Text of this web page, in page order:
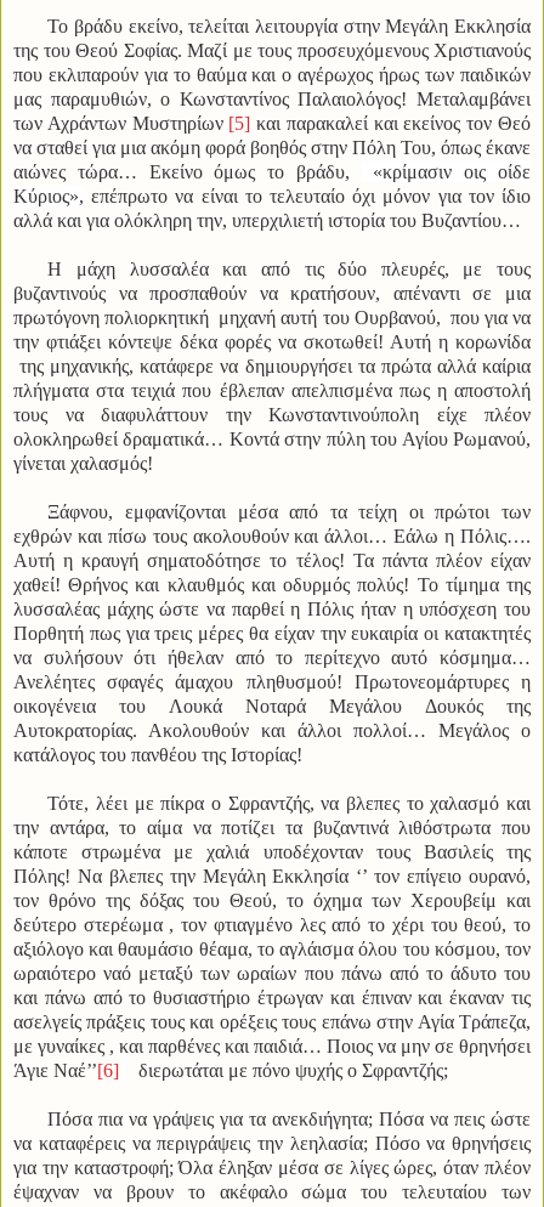
Το βράδυ εκείνο, τελείται λειτουργία στην Μεγάλη Εκκλησία
της του Θεού Σοφίας. Μαζί με τους προσευχόμενους Χριστιανούς
που εκλιπαρούν για το θαύμα και ο αγέρωχος ήρως των παιδικών
μας παραμυθιών, ο Κωνσταντίνος Παλαιολόγος! Μεταλαμβάνει
των Αχράντων Μυστηρίων [5] και παρακαλεί και εκείνος τον Θεό
να σταθεί για μια ακόμη φορά βοηθός στην Πόλη Του, όπως έκανε
αιώνες τώρα… Εκείνο όμως το βράδυ,
«κρίμασιν οις οίδε
Κύριος», επέπρωτο να είναι το τελευταίο όχι μόνον για τον ίδιο
αλλά και για ολόκληρη την, υπερχιλιετή ιστορία του Βυζαντίου…
Η μάχη λυσσαλέα και από τις δύο πλευρές, με τους
βυζαντινούς να προσπαθούν να κρατήσουν, απέναντι σε μια
πρωτόγονη πολιορκητική μηχανή αυτή του Ουρβανού, που για να
την φτιάξει κόντεψε δέκα φορές να σκοτωθεί! Αυτή η κορωνίδα
της μηχανικής, κατάφερε να δημιουργήσει τα πρώτα αλλά καίρια
πλήγματα στα τειχιά που έβλεπαν απελπισμένα πως η αποστολή
τους να διαφυλάττουν την Κωνσταντινούπολη είχε πλέον
ολοκληρωθεί δραματικά… Κοντά στην πύλη του Αγίου Ρωμανού,
γίνεται χαλασμός!
Ξάφνου, εμφανίζονται μέσα από τα τείχη οι πρώτοι των
εχθρών και πίσω τους ακολουθούν και άλλοι… Εάλω η Πόλις….
Αυτή η κραυγή σηματοδότησε το τέλος! Τα πάντα πλέον είχαν
χαθεί! Θρήνος και κλαυθμός και οδυρμός πολύς! Το τίμημα της
λυσσαλέας μάχης ώστε να παρθεί η Πόλις ήταν η υπόσχεση του
Πορθητή πως για τρεις μέρες θα είχαν την ευκαιρία οι κατακτητές
να συλήσουν ότι ήθελαν από το περίτεχνο αυτό κόσμημα…
Ανελέητες σφαγές άμαχου πληθυσμού! Πρωτονεομάρτυρες η
οικογένεια του Λουκά Νοταρά Μεγάλου Δουκός της
Αυτοκρατορίας. Ακολουθούν και άλλοι πολλοί… Μεγάλος ο
κατάλογος του πανθέου της Ιστορίας!
Τότε, λέει με πίκρα ο Σφραντζής, να βλεπες το χαλασμό και
την αντάρα, το αίμα να ποτίζει τα βυζαντινά λιθόστρωτα που
κάποτε στρωμένα με χαλιά υποδέχονταν τους Βασιλείς της
Πόλης! Να βλεπες την Μεγάλη Εκκλησία ‘’ τον επίγειο ουρανό,
τον θρόνο της δόξας του Θεού, το όχημα των Χερουβείμ και
δεύτερο στερέωμα , τον φτιαγμένο λες από το χέρι του θεού, το
αξιόλογο και θαυμάσιο θέαμα, το αγλάισμα όλου του κόσμου, τον
ωραιότερο ναό μεταξύ των ωραίων που πάνω από το άδυτο του
και πάνω από το θυσιαστήριο έτρωγαν και έπιναν και έκαναν τις
ασελγείς πράξεις τους και ορέξεις τους επάνω στην Αγία Τράπεζα,
με γυναίκες , και παρθένες και παιδιά… Ποιος να μην σε θρηνήσει
Άγιε Ναέ’’[6] διερωτάται με πόνο ψυχής ο Σφραντζής;
Πόσα πια να γράψεις για τα ανεκδιήγητα; Πόσα να πεις ώστε
να καταφέρεις να περιγράψεις την λεηλασία; Πόσο να θρηνήσεις
για την καταστροφή; Όλα έληξαν μέσα σε λίγες ώρες, όταν πλέον
έψαχναν να βρουν το ακέφαλο σώμα του τελευταίου των